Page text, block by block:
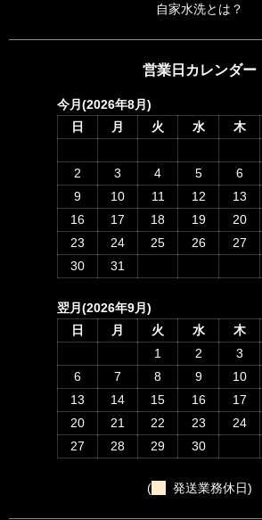
自家水洗とは？
営業日カレンダー
今月(2026年8月)
日
月 火 水 木
2
3 4 5 6
9
10 11 12 13
16
17 18 19 20
23
24 25 26 27
30
31
翌月(2026年9月)
日
月 火 水 木
1
2 3
6
7 8 9 10
13
14 15 16 17
20
21 22 23 24
27
28 29 30
( 発送業務休日)